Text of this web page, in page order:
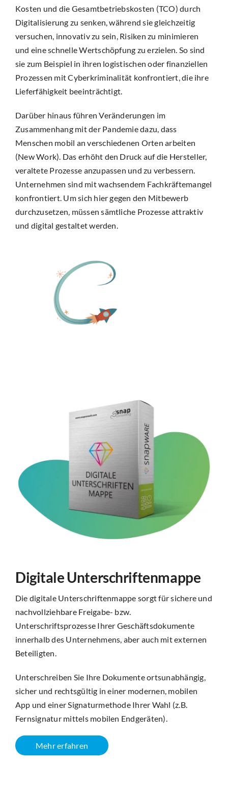
Kosten und die Gesamtbetriebskosten (TCO) durch
Digitalisierung zu senken, während sie gleichzeitig
versuchen, innovativ zu sein, Risiken zu minimieren
und eine schnelle Wertschöpfung zu erzielen. So sind
sie zum Beispiel in ihren logistischen oder finanziellen
Prozessen mit Cyberkriminalität konfrontiert, die ihre
Lieferfähigkeit beeinträchtigt.
Darüber hinaus führen Veränderungen im
Zusammenhang mit der Pandemie dazu, dass
Menschen mobil an verschiedenen Orten arbeiten
(New Work). Das erhöht den Druck auf die Hersteller,
veraltete Prozesse anzupassen und zu verbessern.
Unternehmen sind mit wachsendem Fachkräftemangel
konfrontiert. Um sich hier gegen den Mitbewerb
durchzusetzen, müssen sämtliche Prozesse attraktiv
und digital gestaltet werden.
Digitale Unterschriftenmappe
Die digitale Unterschriftenmappe sorgt für sichere und
nachvollziehbare Freigabe- bzw.
Unterschriftsprozesse Ihrer Geschäftsdokumente
innerhalb des Unternehmens, aber auch mit externen
Beteiligten.
Unterschreiben Sie Ihre Dokumente ortsunabhängig,
sicher und rechtsgültig in einer modernen, mobilen
App und einer Signaturmethode Ihrer Wahl (z.B.
Fernsignatur mittels mobilen Endgeräten).
Mehr erfahren